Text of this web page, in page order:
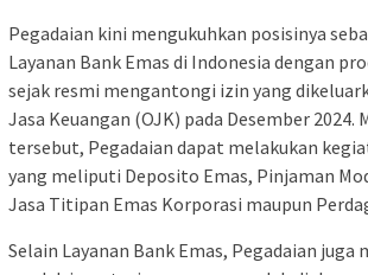
Pegadaian kini mengukuhkan posisinya
Layanan Bank Emas di Indonesia dengan
sejak resmi mengantongi izin yang
Jasa Keuangan (OJK) pada Desember 2024.
tersebut, Pegadaian dapat melakukan
yang meliputi Deposito Emas, Pinjaman
Jasa Titipan Emas Korporasi maupun
Selain Layanan Bank Emas, Pegadaian